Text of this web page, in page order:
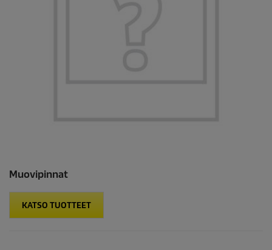
Muovipinnat
KATSO TUOTTEET